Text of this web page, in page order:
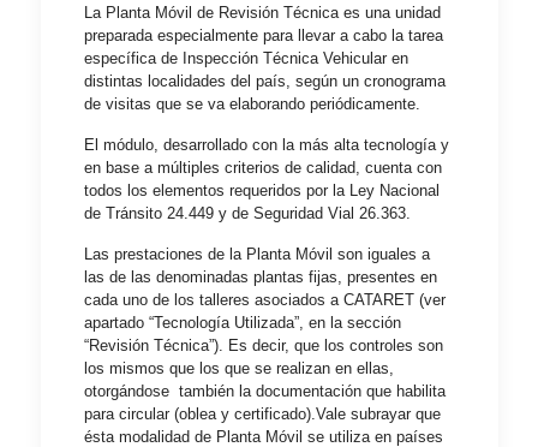
La Planta Móvil de Revisión Técnica es una unidad
preparada especialmente para llevar a cabo la tarea
específica de Inspección Técnica Vehicular en
distintas localidades del país, según un cronograma
de visitas que se va elaborando periódicamente.
El módulo, desarrollado con la más alta tecnología y
en base a múltiples criterios de calidad, cuenta con
todos los elementos requeridos por la Ley Nacional
de Tránsito 24.449 y de Seguridad Vial 26.363.
Las prestaciones de la Planta Móvil son iguales a
las de las denominadas plantas fijas, presentes en
cada uno de los talleres asociados a CATARET (ver
apartado “Tecnología Utilizada”, en la sección
“Revisión Técnica”). Es decir, que los controles son
los mismos que los que se realizan en ellas,
otorgándose también la documentación que habilita
para circular (oblea y certificado).Vale subrayar que
ésta modalidad de Planta Móvil se utiliza en países